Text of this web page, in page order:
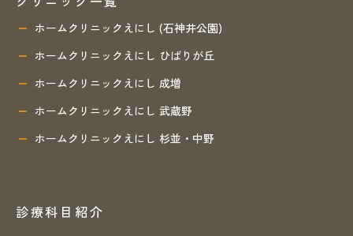
ホームクリニックえにし (石神井公園)
ホームクリニックえにし ひばりが丘
ホームクリニックえにし 成増
ホームクリニックえにし 武蔵野
ホームクリニックえにし 杉並・中野
診療科目紹介